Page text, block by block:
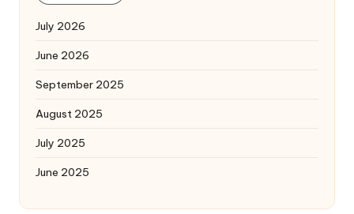
July 2026
June 2026
September 2025
August 2025
July 2025
June 2025